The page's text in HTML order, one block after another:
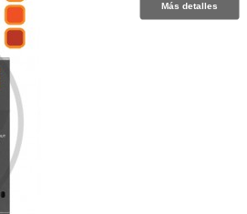
Más detalles